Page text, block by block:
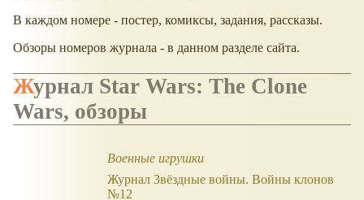
В каждом номере - постер, комиксы, задания, рассказы.
Обзоры номеров журнала - в данном разделе сайта.
Журнал Star Wars: The Clone
Wars, обзоры
Военные игрушки
Журнал Звёздные войны. Войны клонов
№12